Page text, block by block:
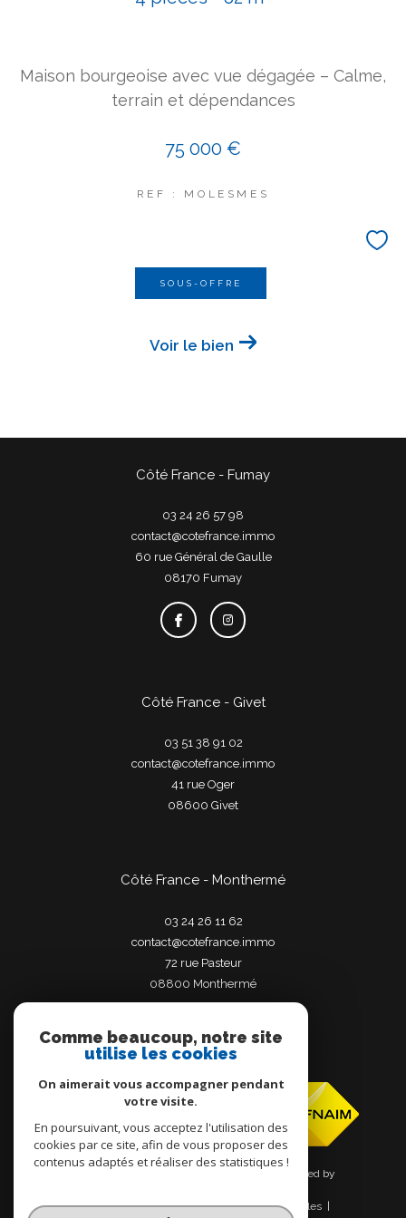
Maison bourgeoise avec vue dégagée – Calme,
terrain et dépendances
75 000 €
REF : MOLESMES
SOUS-OFFRE
Voir le bien
Côté France - Fumay
03 24 26 57 98
contact@cotefrance.immo
60 rue Général de Gaulle
08170
fumay
Côté France - Givet
03 51 38 91 02
contact@cotefrance.immo
41 rue Oger
08600
givet
Côté France - Monthermé
03 24 26 11 62
contact@cotefrance.immo
72 rue Pasteur
08800
monthermé
Adhérents
© 2026 | Tous droits réservés | Traduction powered by
Nos honoraires
Plan du site
Mentions légales
Comme beaucoup, notre site
utilise les cookies
On aimerait vous accompagner pendant
votre visite.
En poursuivant, vous acceptez l'utilisation des
cookies par ce site, afin de vous proposer des
contenus adaptés et réaliser des statistiques !